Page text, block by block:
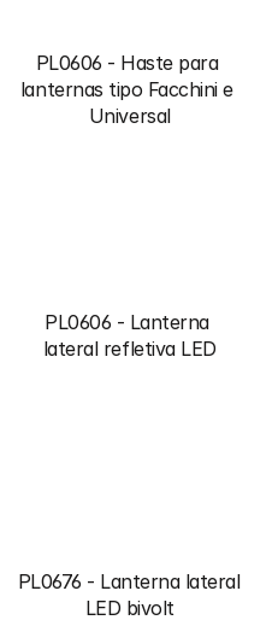
PL0606 - Haste para
lanternas tipo Facchini e
Universal
PL0606 - Lanterna
lateral refletiva LED
PL0676 - Lanterna lateral
LED bivolt